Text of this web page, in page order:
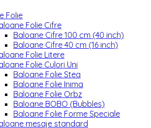
Folie
Folie Cifre
Baloane Cifre 100 cm (40 inch)
Baloane Cifre 40 cm (16 inch)
Folie Litere
Folie Culori Uni
Baloane Folie Stea
Baloane Folie Inima
Baloane Folie Orbz
Baloane BOBO (Bubbles)
Baloane Folie Forme Speciale
mesaje standard